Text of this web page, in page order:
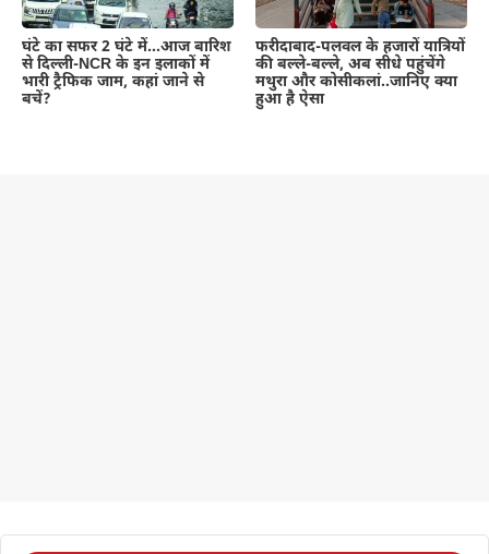
घंटे का सफर 2 घंटे में…आज बारिश
से दिल्ली-NCR के इन इलाकों में
भारी ट्रैफिक जाम, कहां जाने से
बचें?
फरीदाबाद-पलवल के हजारों यात्रियों
की बल्ले-बल्ले, अब सीधे पहुंचेंगे
मथुरा और कोसीकलां..जानिए क्या
हुआ है ऐसा